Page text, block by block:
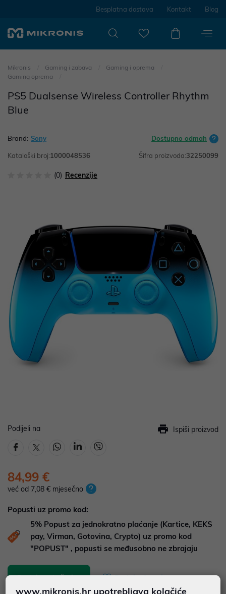
Besplatna dostava Kontakt Blog
Mikronis Gaming i zabava
Gaming i oprema
Gaming oprema
PS5 Dualsense Wireless Controller Rhythm
Blue
Brand: Sony Dostupno odmah
Kataloški broj:1000048536 Šifra proizvoda:32250099
(0) Recenzije
Podijeli na Ispiši proizvod
84,99 €
već od 7,08 € mjesečno
Popusti uz promo kod:
5% Popust za jednokratno plaćanje (Kartice, KEKS
pay, Virman, Gotovina, Crypto) uz promo kod
"POPUST" , popusti se međusobno ne zbrajaju
Dodajte u košaricu Dodaj u favorite
www.mikronis.hr upotrebljava kolačiće